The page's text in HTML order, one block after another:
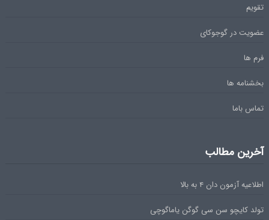
تقویم
عضویت در گوجوکای
فرم ها
بخشنامه ها
تماس باما
آخرین مطالب
اطلاعیه آزمون دان ۴ به بالا
تولد کایچو سن سی گوگن یاماگوچی